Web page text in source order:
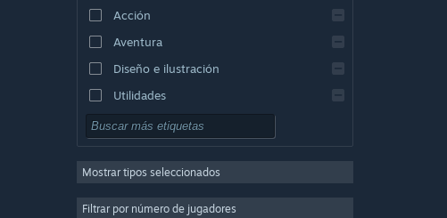
Acción
Aventura
Diseño e ilustración
Utilidades
Free to Play
Multijugador masivo
Mostrar tipos seleccionados
Filtrar por número de jugadores